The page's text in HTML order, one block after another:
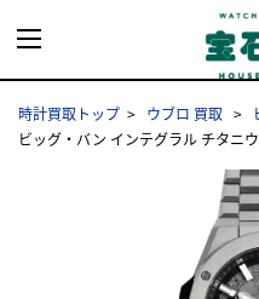
時計買取トップ ウブロ 買取
ビッグ・バン インテグラル チタニ